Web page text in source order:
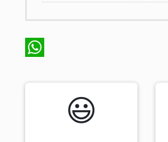
😃️